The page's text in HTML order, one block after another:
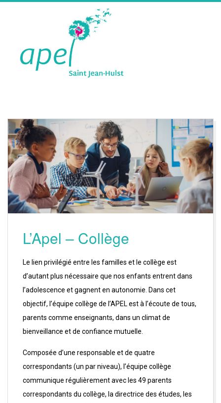
P
E
L
S
J
HL’Apel – Collège
Le lien privilégié entre les familles et le collège est
d’autant plus nécessaire que nos enfants entrent dans
l’adolescence et gagnent en autonomie. Dans cet
objectif, l’équipe collège de l’APEL est à l’écoute de tous,
parents comme enseignants, dans un climat de
bienveillance et de confiance mutuelle.
Composée d’une responsable et de quatre
correspondants (un par niveau), l’équipe collège
communique régulièrement avec les 49 parents
correspondants du collège, la directrice des études, les